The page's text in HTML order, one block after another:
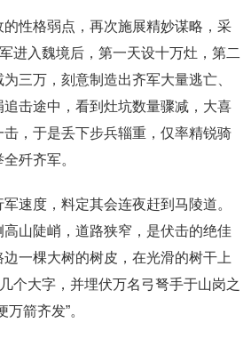
性格弱点，再次施展精妙谋略，采
进入魏境后，第一天设十万灶，第二
三万，刻意制造出齐军大量逃亡、
击途中，看到灶坑数量骤减，大喜
，于是丢下步兵辎重，仅率精锐骑
歼齐军。
速度，料定其会连夜赶到马陵道。
山陡峭，道路狭窄，是伏击的绝佳
一棵大树的树皮，在光滑的树干上
个大字，并埋伏万名弓弩手于山岗之
万箭齐发”。